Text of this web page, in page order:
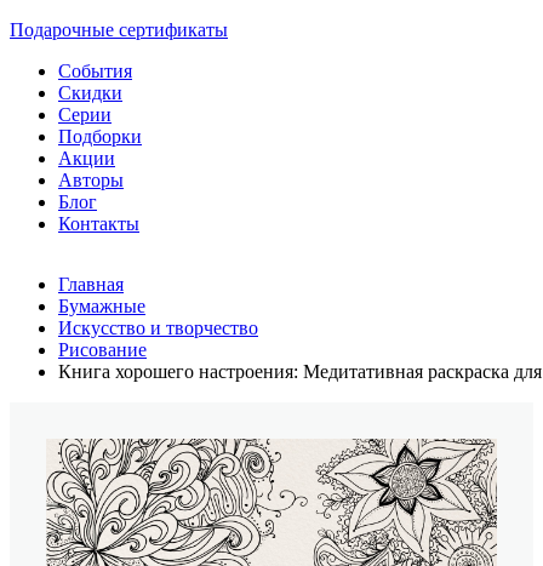
Подарочные сертификаты
События
Скидки
Серии
Подборки
Акции
Авторы
Блог
Контакты
Главная
Бумажные
Искусство и творчество
Рисование
Книга хорошего настроения: Медитативная раскраска